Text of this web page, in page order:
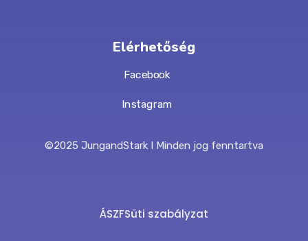
Elérhetőség
Facebook
Instagram
©2025 JungandStark I Minden jog fenntartva
ÁSZFSüti szabályzat